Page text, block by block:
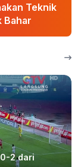
Teknik
Bahar
2 dari